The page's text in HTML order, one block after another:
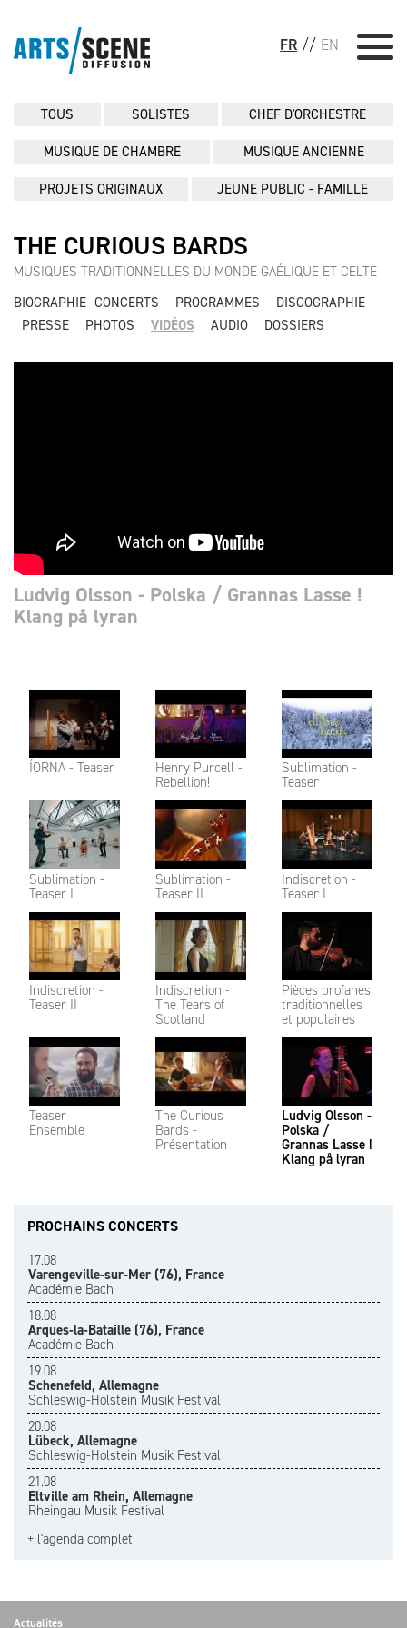
FR // EN
TOUS SOLISTES CHEF D'ORCHESTRE
MUSIQUE DE CHAMBRE MUSIQUE ANCIENNE
PROJETS ORIGINAUX JEUNE PUBLIC - FAMILLE
THE CURIOUS BARDS
MUSIQUES TRADITIONNELLES DU MONDE GAÉLIQUE ET CELTE
BIOGRAPHIE CONCERTS PROGRAMMES
DISCOGRAPHIE
PRESSE
PHOTOS VIDÉOS AUDIO DOSSIERS
ÍORNA - Teaser
Henry Purcell -
Rebellion!
Sublimation -
Teaser
Sublimation -
Teaser I
Sublimation -
Teaser II
Indiscretion -
Teaser I
Indiscretion -
Teaser II
Indiscretion -
The Tears of
Scotland
Pièces profanes
traditionnelles
et populaires
Teaser
Ensemble
The Curious
Bards -
Présentation
Ludvig Olsson -
Polska /
Grannas Lasse !
Klang på lyran
Ludvig Olsson - Polska / Grannas Lasse !
Klang på lyran
PROCHAINS CONCERTS
17.08
Varengeville-sur-Mer (76), France
Académie Bach
18.08
Arques-la-Bataille (76), France
Académie Bach
19.08
Schenefeld, Allemagne
Schleswig-Holstein Musik Festival
20.08
Lübeck, Allemagne
Schleswig-Holstein Musik Festival
21.08
Eltville am Rhein, Allemagne
Rheingau Musik Festival
+ l'agenda complet
Actualités